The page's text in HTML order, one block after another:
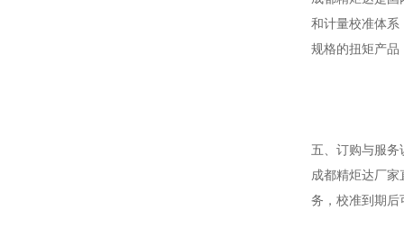
和计量校准体系
规格的扭矩产品
五、订购与服务
成都精炬达厂
务，校准到期后